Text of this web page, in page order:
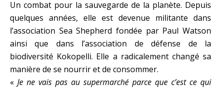
Un combat pour la sauvegarde de la planète. Depuis
quelques années, elle est devenue militante dans
l’association Sea Shepherd fondée par Paul Watson
ainsi que dans l’association de défense de la
biodiversité Kokopelli. Elle a radicalement changé sa
manière de se nourrir et de consommer.
« Je ne vais pas au supermarché parce que c’est ce qui